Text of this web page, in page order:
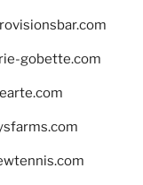
gobette.com